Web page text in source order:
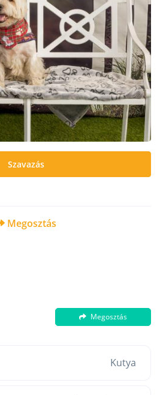
Szavazás
Megosztás
Megosztás
Kutya